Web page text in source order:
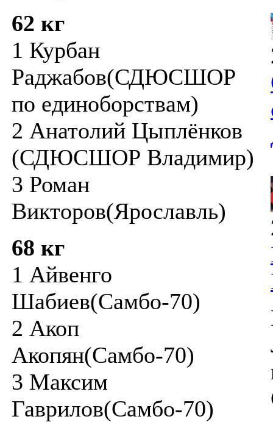
62 кг
1 Курбан
Раджабов(СДЮСШОР
по единоборствам)
2 Анатолий Цыплёнков
(СДЮСШОР Владимир)
3 Роман
Викторов(Ярославль)
68 кг
1 Айвенго
Шабиев(Самбо-70)
2 Акоп
Акопян(Самбо-70)
3 Максим
Гаврилов(Самбо-70)